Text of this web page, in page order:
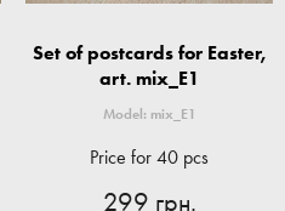
Set of postcards for Easter,
art. mix_E1
Model: mix_E1
Price for 40 pcs
299 грн.